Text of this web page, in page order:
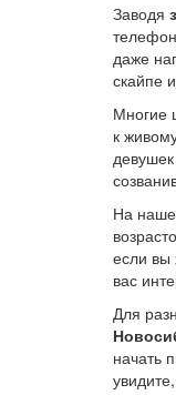
Заводя
даже
скайпе
Многие
к
На
если вы
вас
Для
начать